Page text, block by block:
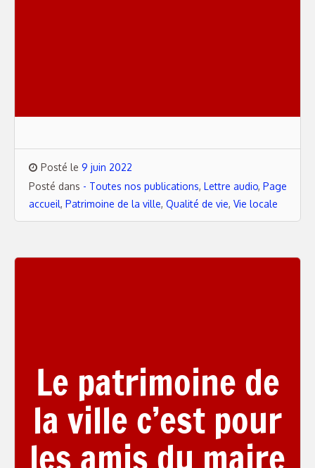
Posté le 9 juin 2022
Posté dans - Toutes nos publications, Lettre audio, Page
accueil, Patrimoine de la ville, Qualité de vie, Vie locale
Le patrimoine de
la ville c’est pour
les amis du maire